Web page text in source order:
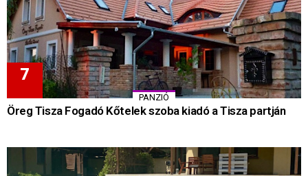
PANZIÓ
Öreg Tisza Fogadó Kőtelek szoba kiadó a Tisza partján